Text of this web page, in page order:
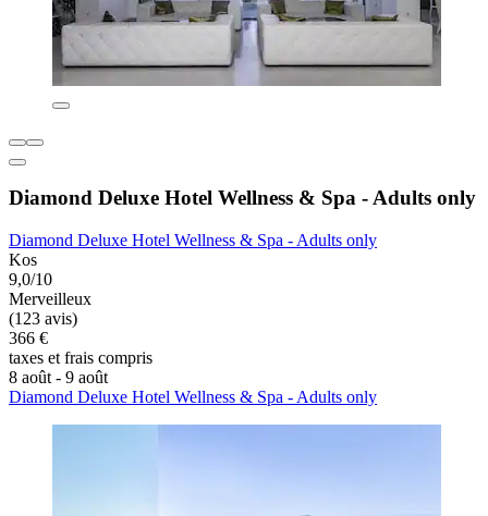
Diamond Deluxe Hotel Wellness & Spa - Adults only
Diamond Deluxe Hotel Wellness & Spa - Adults only
Kos
9,0/10
Merveilleux
(123 avis)
366 €
taxes et frais compris
8 août - 9 août
Diamond Deluxe Hotel Wellness & Spa - Adults only